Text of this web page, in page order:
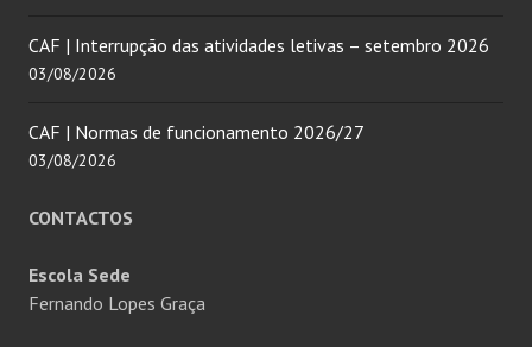
CAF | Interrupção das atividades letivas – setembro 2026
03/08/2026
CAF | Normas de funcionamento 2026/27
03/08/2026
CONTACTOS
Escola Sede
Fernando Lopes Graça